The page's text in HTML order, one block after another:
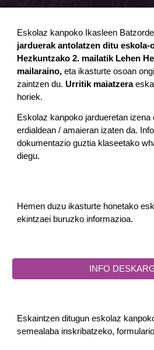
Eskolaz kanpoko Ikasleen
jarduerak antolatzen ditu eskola-
Hezkuntzako 2. mailatik Lehen
mailaraino, eta ikasturte osoan
zaintzen du.Urritik maiatzera
horiek.
Eskolaz kanpoko jardueretan izena
erdialdean / amaieran izaten da.
dokumentazio guztia klaseetako
diegu.
Hemen duzu ikasturte honetako
ekintzaei buruzko informazioa.
INFO
Eskaintzen ditugun eskolaz
semealaba inskribatzeko,